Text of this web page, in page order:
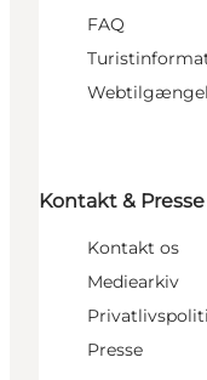
FAQ
Kontakt & Presse
Kontakt os
Mediearkiv
Presse